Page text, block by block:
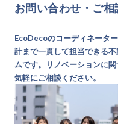
お問い合わせ・ご相
EcoDecoのコーディネータ
計まで一貫して担当できる
ムです。リノベーションに
気軽にご相談ください。